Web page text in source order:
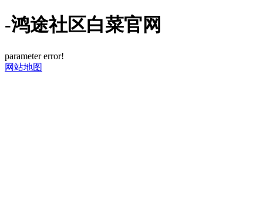
-鸿途社区白菜官网
parameter error!
网站地图